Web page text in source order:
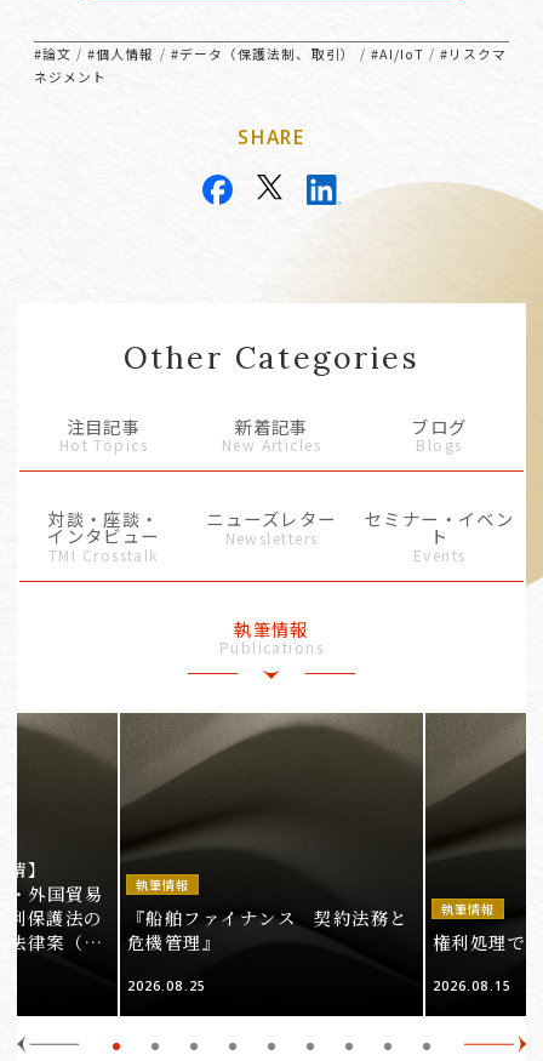
#論文 /#個人情報 / #データ（保護法制、取引） /#AI/IoT / #リスクマ
ネジメント
SHARE
Other Categories
注目記事
Hot Topics
新着記事
New Articles
ブログ
Blogs
対談・座談・
インタビュー
TMI Crosstalk
ニューズレター
Newsletters
セミナー・イベン
ト
Events
執筆情報
Publications
】
外国貿易
利保護法の
法律案（そ
執筆情報
『船舶ファイナンス 契約法務と
危機管理』
2026.08.25
執筆情報
権利処理で
2026.08.15